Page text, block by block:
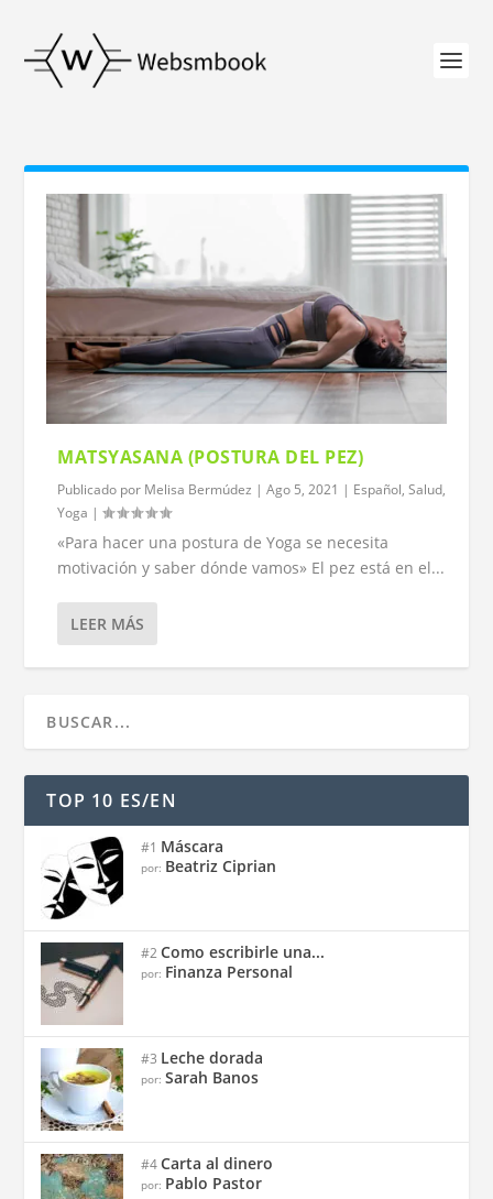
MATSYASANA (POSTURA DEL PEZ)
Publicado por Melisa Bermúdez |Ago 5, 2021 | Español,Salud,
Yoga |
«Para hacer una postura de Yoga se necesita
motivación y saber dónde vamos» El pez está en el...
LEER MÁS
TOP 10 ES/EN
#1 Máscara
por: Beatriz Ciprian
#2Como escribirle una...
por: Finanza Personal
#3 Leche dorada
por:Sarah Banos
#4Carta al dinero
por: Pablo Pastor